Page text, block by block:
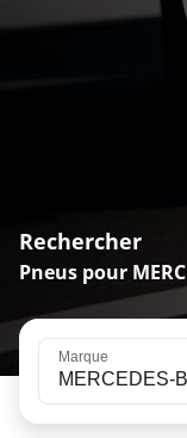
Rechercher
Pneus pour
Marque
MERCEDES-